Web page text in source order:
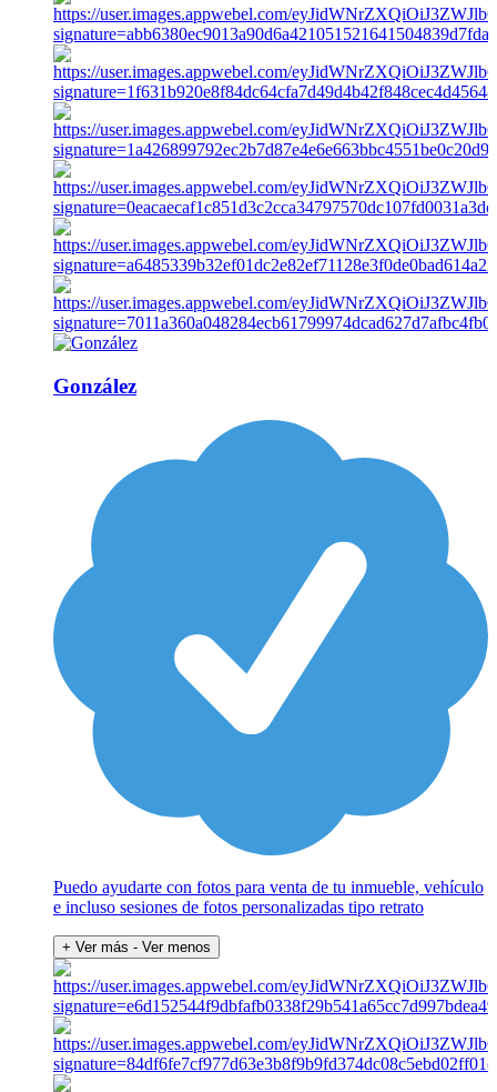
González
Puedo ayudarte con fotos para venta de tu inmueble, vehículo
e incluso sesiones de fotos personalizadas tipo retrato
+ Ver más - Ver menos